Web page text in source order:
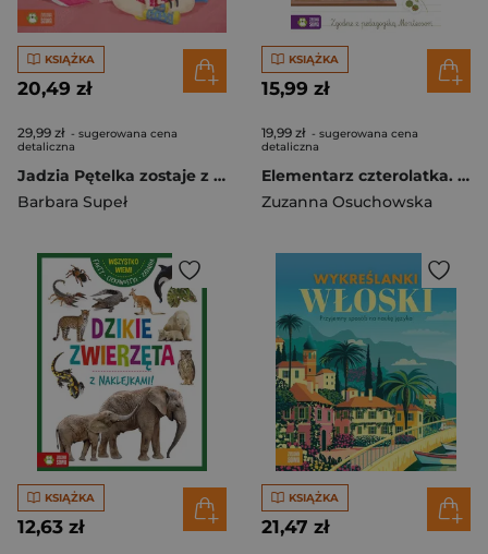
KSIĄŻKA
20,49 zł
29,99 zł - sugerowana cena
detaliczna
Jadzia Pętelka zostaje z nianią
Barbara Supeł
KSIĄŻKA
15,99 zł
19,99 zł - sugerowana cena
detaliczna
Elementarz czterolatka. Montessori
Zuzanna Osuchowska
KSIĄŻKA
12,63 zł
KSIĄŻKA
21,47 zł